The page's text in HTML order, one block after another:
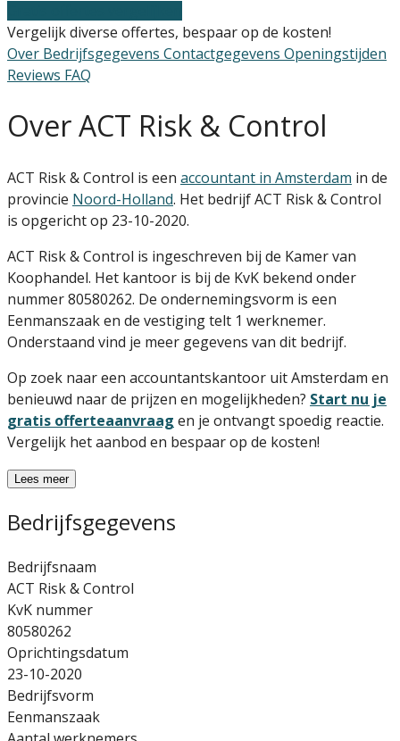
Vergelijk diverse offertes, bespaar op de kosten!
Over Bedrijfsgegevens Contactgegevens Openingstijden
Reviews FAQ
Over ACT Risk & Control
ACT Risk & Control is een accountant in Amsterdam in de
provincie Noord-Holland. Het bedrijf ACT Risk & Control
is opgericht op 23-10-2020.
ACT Risk & Control is ingeschreven bij de Kamer van
Koophandel. Het kantoor is bij de KvK bekend onder
nummer 80580262. De ondernemingsvorm is een
Eenmanszaak en de vestiging telt 1 werknemer.
Onderstaand vind je meer gegevens van dit bedrijf.
Op zoek naar een accountantskantoor uit Amsterdam en
benieuwd naar de prijzen en mogelijkheden? Start nu je
gratis offerteaanvraag en je ontvangt spoedig reactie.
Vergelijk het aanbod en bespaar op de kosten!
Lees meer
Bedrijfsgegevens
Bedrijfsnaam
ACT Risk & Control
KvK nummer
80580262
Oprichtingsdatum
23-10-2020
Bedrijfsvorm
Eenmanszaak